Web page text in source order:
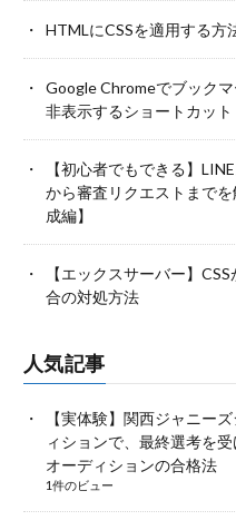
HTMLにCSSを適用する方
Google Chromeでブック
非表示するショートカット
【初心者でもできる】
から審査リクエストまで
成編】
【エックスサーバー】
合の対処方法
人気記事
【実体験】関西ジャニー
ィションで、最終選考を受
オーディションの合格法
1件のビュー